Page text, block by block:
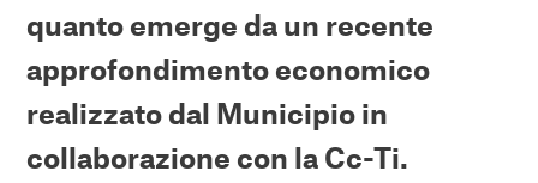
quanto emerge da un recente
approfondimento economico
realizzato dal Municipio in
collaborazione con la Cc-Ti.